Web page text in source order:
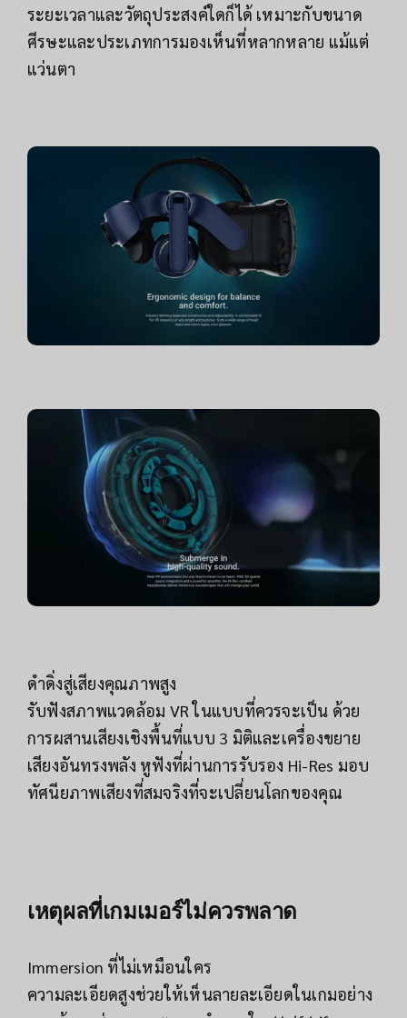
ระยะเวลาและวัตถุประสงค์ใดก็ได้ เหมาะกับขนาด
ศีรษะและประเภทการมองเห็นที่หลากหลาย แม้แต่
แว่นตา
ดำดิ่งสู่เสียงคุณภาพสูง
รับฟังสภาพแวดล้อม VR ในแบบที่ควรจะเป็น ด้วย
การผสานเสียงเชิงพื้นที่แบบ 3 มิติและเครื่องขยาย
เสียงอันทรงพลัง หูฟังที่ผ่านการรับรอง Hi-Res มอบ
ทัศนียภาพเสียงที่สมจริงที่จะเปลี่ยนโลกของคุณ
เหตุผลที่เกมเมอร์ไม่ควรพลาด
Immersion ที่ไม่เหมือนใคร
ความละเอียดสูงช่วยให้เห็นลายละเอียดในเกมอย่าง